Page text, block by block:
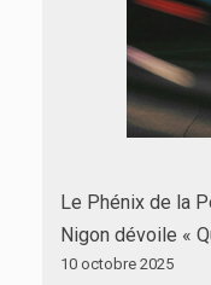
Le Phénix de la
Nigon dévoile «
10 octobre 2025